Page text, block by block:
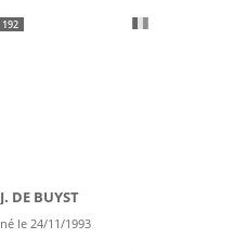
192
J. DE BUYST
né le 24/11/1993